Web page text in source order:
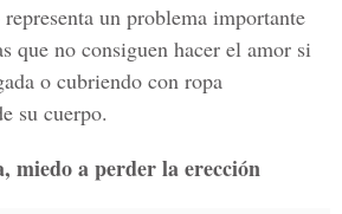
un problema importante
que no consiguen hacer el amor si
o cubriendo con ropa
su cuerpo.
miedo a perder la erección